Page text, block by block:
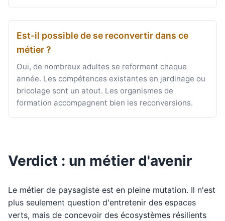
Est-il possible de se reconvertir dans ce
métier ?
Oui, de nombreux adultes se reforment chaque
année. Les compétences existantes en jardinage ou
bricolage sont un atout. Les organismes de
formation accompagnent bien les reconversions.
Verdict : un métier d'avenir
Le métier de paysagiste est en pleine mutation. Il n'est
plus seulement question d'entretenir des espaces
verts, mais de concevoir des écosystèmes résilients